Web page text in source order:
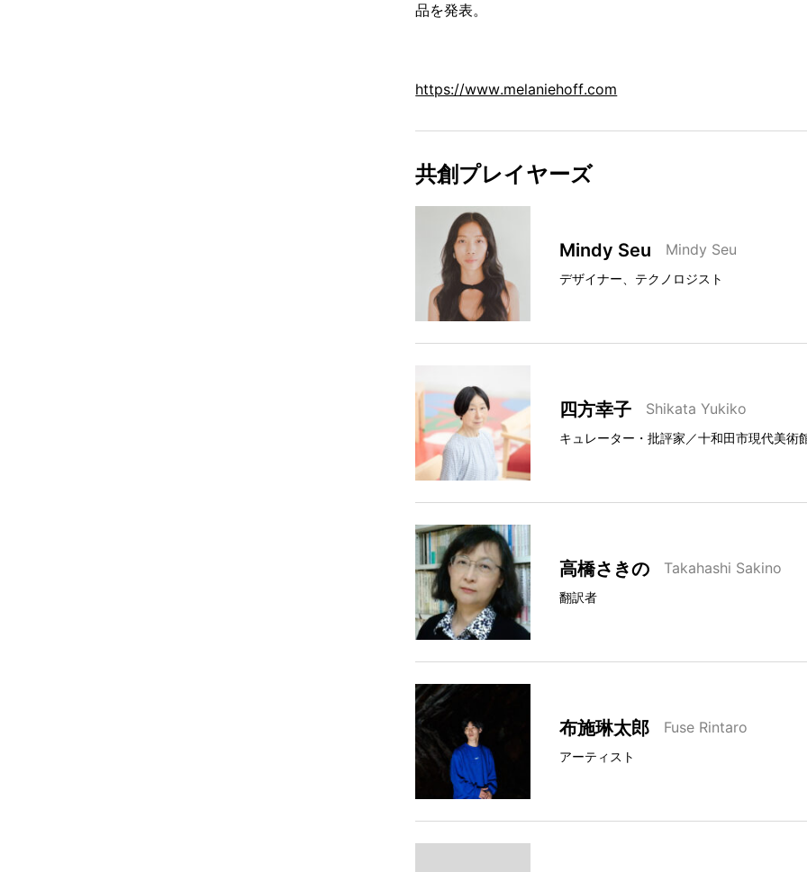
品を発表。
https://www.melaniehoff.com
共創プレイヤーズ
Mindy Seu Mindy Seu
デザイナー、テクノロジスト
四方幸子 Shikata Yukiko
キュレーター・批評家／十和田市現代美術
高橋さきの Takahashi Sakino
翻訳者
布施琳太郎 Fuse Rintaro
アーティスト